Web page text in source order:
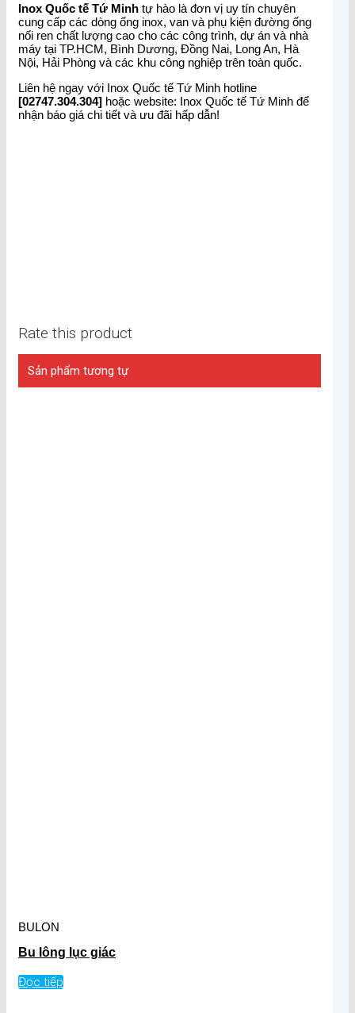
Inox Quốc tế Tứ Minh tự hào là đơn vị uy tín chuyên
cung cấp các dòng ống inox, van và phụ kiện đường ống
nối ren chất lượng cao cho các công trình, dự án và nhà
máy tại TP.HCM, Bình Dương, Đồng Nai, Long An, Hà
Nội, Hải Phòng và các khu công nghiệp trên toàn quốc.
Liên hệ ngay với Inox Quốc tế Tứ Minh hotline
[02747.304.304] hoặc website: Inox Quốc tế Tứ Minh để
nhận báo giá chi tiết và ưu đãi hấp dẫn!
Rate this product
Sản phẩm tương tự
BULON
Bu lông lục giác
Đọc tiếp